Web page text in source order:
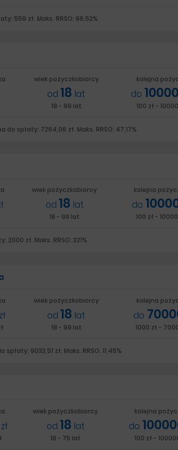
559 zł. Maks. RRSO: 96,52%
wiek pożyczkobiorcy
od 18 lat
18 - 99 lat
kolejna
do
100 zł -
do spłaty: 7264,06 zł. Maks. RRSO: 47,17%
wiek pożyczkobiorcy
od 18 lat
18 - 99 lat
kolejna
do
100 zł -
2000 zł. Maks. RRSO: 321%
zł
wiek pożyczkobiorcy
od 18 lat
18 - 99 lat
kolejna
do
1000 zł -
9033,51 zł. Maks. RRSO: 11,45%
zł
wiek pożyczkobiorcy
od 18 lat
18 - 75 lat
kolejna
do
100 zł -